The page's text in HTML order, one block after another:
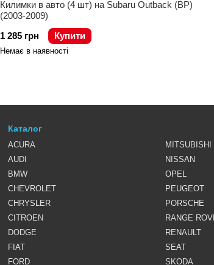
Килимки в авто (4 шт) на Subaru Outback (BP)
(2003-2009)
1 285 грн
Купити
Немає в наявності
Каталог
ACURA
AUDI
BMW
CHEVROLET
CHRYSLER
CITROEN
DODGE
FIAT
FORD
MITSUBISHI
NISSAN
OPEL
PEUGEOT
PORSCHE
RANGE
RENAULT
SEAT
SKODA